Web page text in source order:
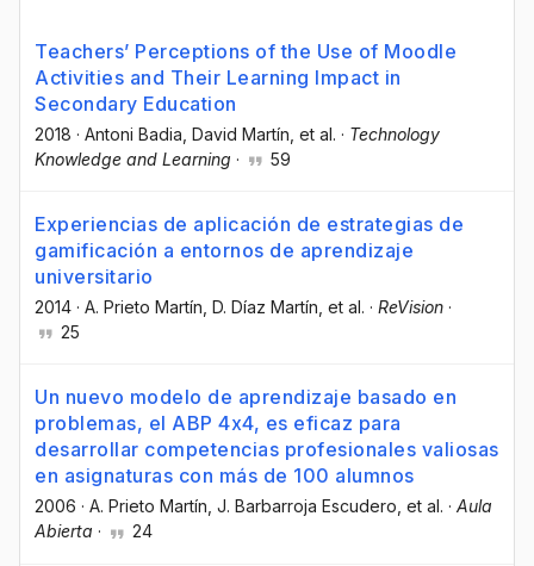
Teachers’ Perceptions of the Use of Moodle
Activities and Their Learning Impact in
Secondary Education
2018 · Antoni Badia , David Martín , et al. · Technology
Knowledge and Learning · 59
Experiencias de aplicación de estrategias de
gamificación a entornos de aprendizaje
universitario
2014 · A. Prieto Martín , D. Díaz Martín , et al. · ReVision ·
25
Un nuevo modelo de aprendizaje basado en
problemas, el ABP 4x4, es eficaz para
desarrollar competencias profesionales valiosas
en asignaturas con más de 100 alumnos
2006 · A. Prieto Martín , J. Barbarroja Escudero , et al. · Aula
Abierta · 24